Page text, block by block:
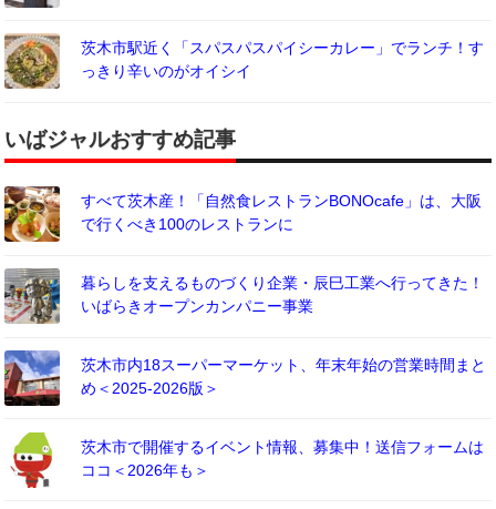
茨木市駅近く「スパスパスパイシーカレー」でランチ！す
っきり辛いのがオイシイ
いばジャルおすすめ記事
すべて茨木産！「自然食レストランBONOcafe」は、大阪
で行くべき100のレストランに
暮らしを支えるものづくり企業・辰巳工業へ行ってきた！
いばらきオープンカンパニー事業
茨木市内18スーパーマーケット、年末年始の営業時間まと
め＜2025-2026版＞
茨木市で開催するイベント情報、募集中！送信フォームは
ココ＜2026年も＞